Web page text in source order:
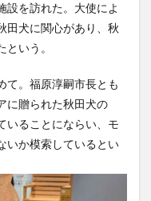
設を訪れた。大使によ
田犬に関心があり、秋
いう。
。福原淳嗣市長とも
に贈られた秋田犬の
いることにならい、モ
いか模索しているとい